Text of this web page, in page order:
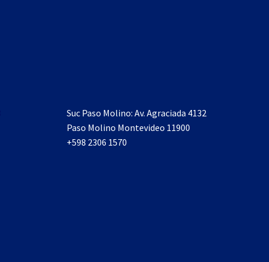
Suc Paso Molino: Av. Agraciada 4132
Paso Molino Montevideo 11900
+598 2306 1570